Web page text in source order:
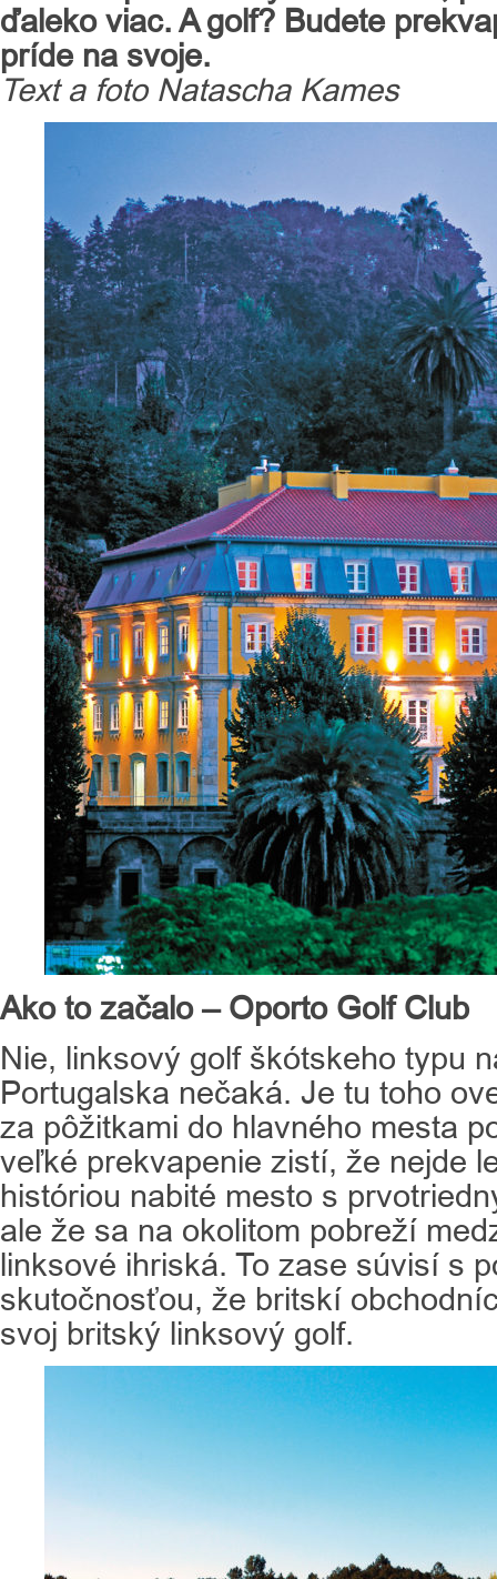
ďaleko viac. A golf? Budete
príde na svoje.
Text a foto Natascha Kames
Ako to začalo – Oporto Golf Club
Nie, linksový golf škótskeho typu
Portugalska nečaká. Je tu toho
za pôžitkami do hlavného mesta
veľké prekvapenie zistí, že nejde
históriou nabité mesto s
ale že sa na okolitom pobreží
linksové ihriská. To zase súvisí s
skutočnosťou, že britskí
svoj britský linksový golf.